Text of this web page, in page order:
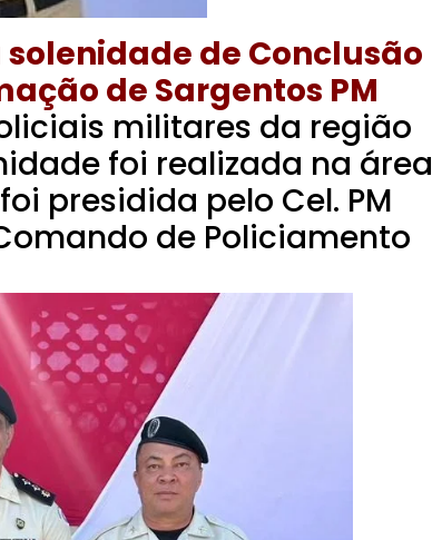
de Conclusão
de Sargentos PM
militares da região
foi realizada na área
presidida pelo Cel. PM
de Policiamento